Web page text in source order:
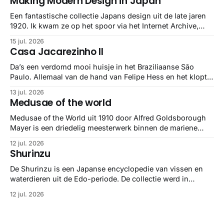
Een fantastische collectie Japans design uit de late jaren
1920. Ik kwam ze op het spoor via het Internet Archive,
gebundeld in een: boek ✨ Daarin hebben ze alle scans een
stuk netter getrokken, maar op deze manier vind ik ze er
minstens
15 jul. 2026
Casa Jacarezinho II
Da’s een verdomd mooi huisje in het Braziliaanse São
Paulo. Allemaal van de hand van Felipe Hess en het klopt
13 jul. 2026
Medusae of the world
Medusae of the World uit 1910 door Alfred Goldsborough
Mayer is een driedelig meesterwerk binnen de mariene
gedetailleerd overzicht van kwallensoorten en hun
taxonomie. Het boek staat bekend om de combinatie van
strikte wetenschap met prachtige, handgetekende
illustraties en kleurendrukplaten van Mayer zelf.
12 jul. 2026
Shurinzu
De Shurinzu is een Japanse encyclopedie van vissen en
waterdieren uit de Edo-periode. De collectie werd in
bekend om verfijnde technieken en bijna driedimensionale
12 jul. 2026